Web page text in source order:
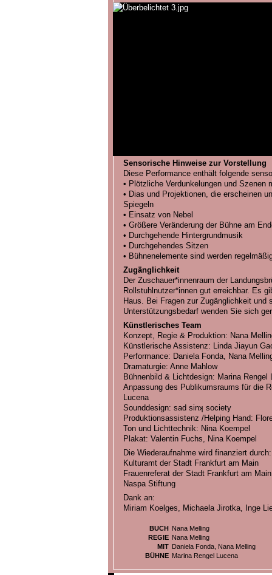
Sensorische Hinweise zur Vorstellung
Diese Performance enthält folgende
• Plötzliche Verdunkelungen und Szenen
• Dias und Projektionen, die erscheinen
Spiegeln
• Einsatz von Nebel
• Größere Veränderung der Bühne am
• Durchgehende Hintergrundmusik
• Durchgehendes Sitzen
• Bühnenelemente sind werden
Zugänglichkeit
Der Zuschauer*innenraum der
Rollstuhlnutzer*innen gut erreichbar. Es
Haus. Bei Fragen zur Zugänglichkeit und
Unterstützungsbedarf wenden Sie sich
Künstlerisches Team
Konzept, Regie & Produktion: Nana
Künstlerische Assistenz: Linda Jiayun
Performance: Daniela Fonda, Nana
Dramaturgie: Anne Mahlow
Bühnenbild & Lichtdesign: Marina Rengel
Anpassung des Publikumsraums für die
Lucena
Sounddesign: sad sinʞ society
Produktionsassistenz /Helping Hand:
Ton und Lichttechnik: Nina Koempel
Plakat: Valentin Fuchs, Nina Koempel
Die Wiederaufnahme wird finanziert durch:
Kulturamt der Stadt Frankfurt am Main
Frauenreferat der Stadt Frankfurt am Main
Naspa Stiftung
Dank an:
Miriam Koelges, Michaela Jirotka, Inge
BUCH Nana Melling
REGIE Nana Melling
MIT Daniela Fonda, Nana Melling
BÜHNE Marina Rengel Lucena